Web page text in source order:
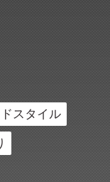
スタイル